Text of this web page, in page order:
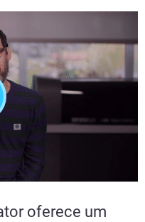
oferece um